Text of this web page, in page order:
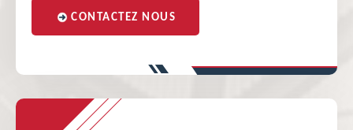
CONTACTEZ NOUS